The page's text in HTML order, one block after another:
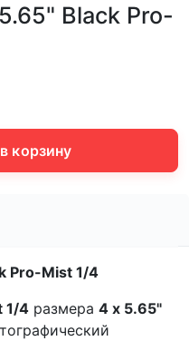
Black Pro-
корзину
Pro-Mist 1/4
1/4 размера 4 x 5.65"